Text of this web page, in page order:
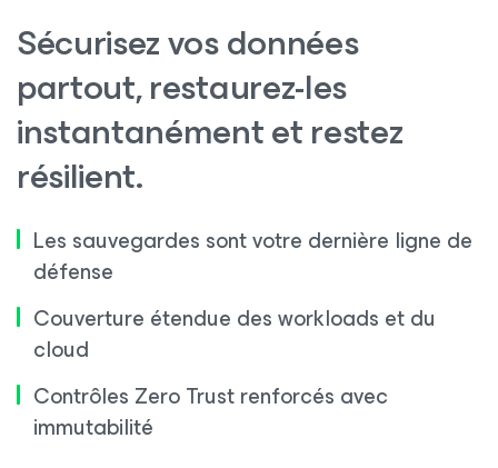
Sécurisez vos données
partout, restaurez-les
instantanément et restez
résilient.
Les sauvegardes sont votre dernière ligne de
défense
Couverture étendue des workloads et du
cloud
Contrôles Zero Trust renforcés avec
immutabilité